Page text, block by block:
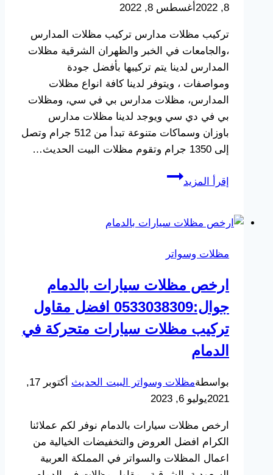
8, 2022
أغسطس 8, 2022
تركيب مظلات مدارس تركيب مظلات المدارس
،والجامعات في الخبر والظهران الشرقية مظلات
المدارس لدينا يتم تركيبها بأفضل جودة
ومواصفات ، ويتوفر لدينا كافة انواع مظلات
المدارس، مظلات مدارس بي في سي، ومظلات
بي في دي سي ويوجد لدينا مظلات مدارس
باوزان وسماكات متنوعة تبدأ من 512 جرام وتصل
إلى 1350 جرام وتقوم مظلات البيت الحديث…
إقرأ المزيد
تركيب
الخبر
الشرقيةمظلات وسواتر
ارخص مظلات سيارات بالدمام
جوال:0533038309 افضل مقاول
تركيب مظلات سيارات متحركة في
الدمام
بواسطةمظلات وسواتر البيت الحديث
أكتوبر 17,
2021يوليو 6, 2023
ارخص مظلات سيارات بالدمام نوفر لكم عملائنا
الكرام افضل العروض والتخفيضات الخيالية من
اعمال المظلات والسواتر في المملكة العربية